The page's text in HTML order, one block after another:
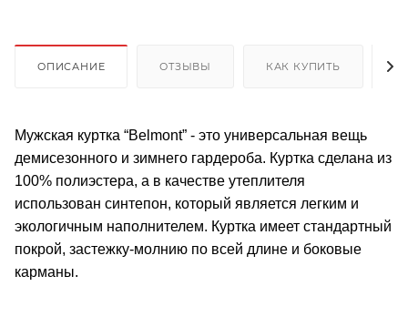
ОПИСАНИЕ ОТЗЫВЫ КАК КУПИТЬ
Мужская куртка “Belmont” - это универсальная вещь
демисезонного и зимнего гардероба. Куртка сделана из
100% полиэстера, а в качестве утеплителя
использован синтепон, который является легким и
экологичным наполнителем. Куртка имеет стандартный
покрой, застежку-молнию по всей длине и боковые
карманы.